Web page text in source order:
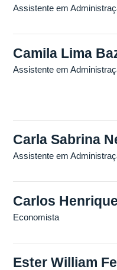
Assistente em
Camila Lima
Assistente em
Carla Sabrina
Assistente em
Carlos
Economista
Ester William